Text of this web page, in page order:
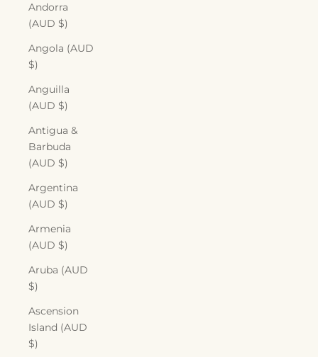
Andorra
(AUD $)
Angola (AUD
$)
Anguilla
(AUD $)
Antigua &
Barbuda
(AUD $)
Argentina
(AUD $)
Armenia
(AUD $)
Aruba (AUD
$)
Ascension
Island (AUD
$)